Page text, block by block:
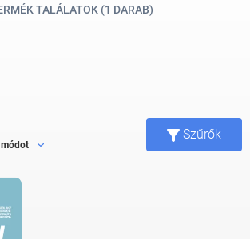
TALÁLATOK (1 DARAB)
módot
Szűrők